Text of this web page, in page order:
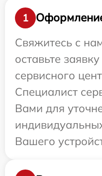
1
Свяжитесь с
оставьте
сервисного
Специалист
Вами для
Вашего